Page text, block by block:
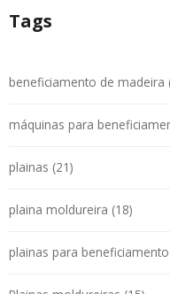
Tags
beneficiamento de madeira
máquinas para
plainas (21)
plaina moldureira (18)
plainas para